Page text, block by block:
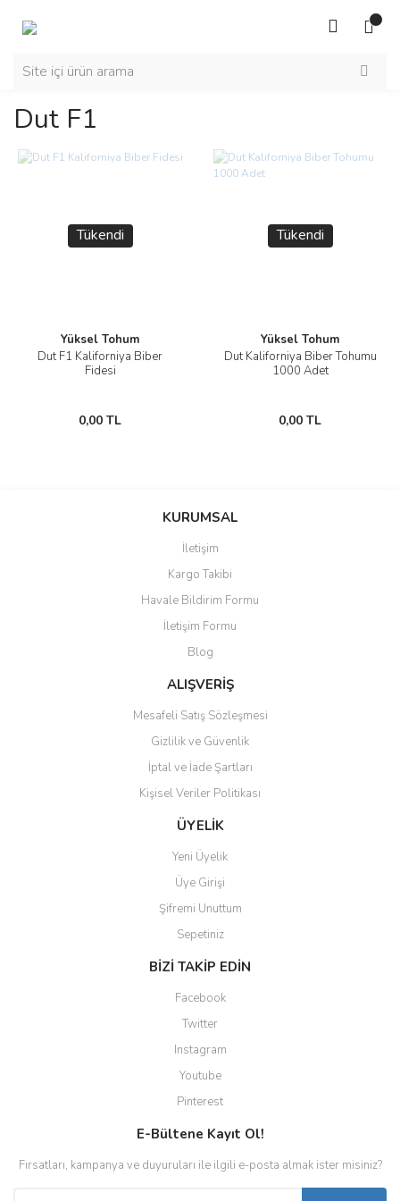
Dut F1
Tükendi
Yüksel Tohum
Dut F1 Kaliforniya Biber
Fidesi
0,00 TL
Tükendi
Yüksel Tohum
Dut Kaliforniya Biber Tohumu
1000 Adet
0,00 TL
KURUMSAL
İletişim
Kargo Takibi
Havale Bildirim Formu
İletişim Formu
Blog
ALIŞVERİŞ
Mesafeli Satış Sözleşmesi
Gizlilik ve Güvenlik
İptal ve İade Şartları
Kişisel Veriler Politikası
ÜYELİK
Yeni Üyelik
Üye Girişi
Şifremi Unuttum
Sepetiniz
BİZİ TAKİP EDİN
Facebook
Twitter
Instagram
Youtube
Pinterest
E-Bültene Kayıt Ol!
Fırsatları, kampanya ve duyuruları ile ilgili e-posta almak ister misiniz?